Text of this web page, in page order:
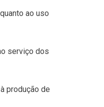
ao uso
serviço dos
produção de